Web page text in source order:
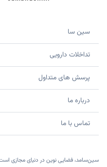
سین سا
تداخلات دارویی
پرسش های متداول
درباره ما
تماس با ما
سین‌سامد، فضایی نوین در دنیای مجازی